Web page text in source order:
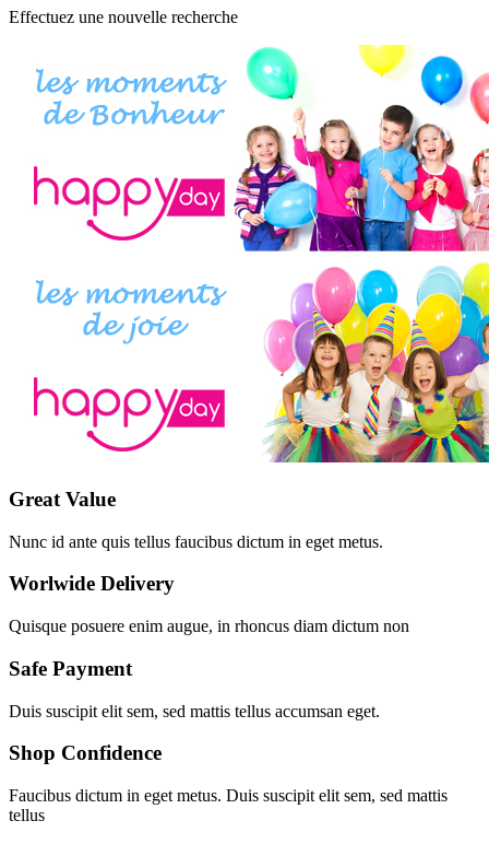
Effectuez une nouvelle recherche
Great Value
Nunc id ante quis tellus faucibus dictum in eget metus.
Worlwide Delivery
Quisque posuere enim augue, in rhoncus diam dictum non
Safe Payment
Duis suscipit elit sem, sed mattis tellus accumsan eget.
Shop Confidence
Faucibus dictum in eget metus. Duis suscipit elit sem, sed mattis
tellus